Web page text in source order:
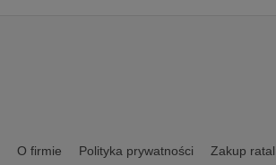
O firmie Polityka prywatności Zakup